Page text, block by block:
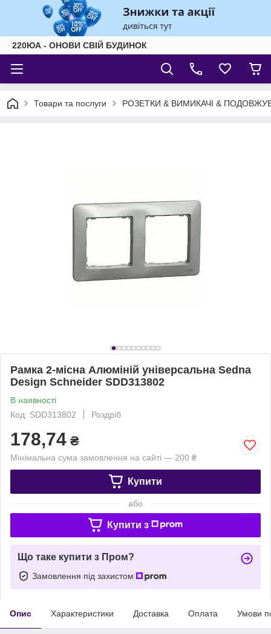
220ЮА - ОНОВИ СВІЙ БУДИНОК
Товари та послуги РОЗЕТКИ & ВИМИКАЧІ &
Рамка 2-місна Алюміній універсальна Sedna
Design Schneider SDD313802
В наявності
Код: SDD313802
Роздріб
178,74 ₴
Мінімальна сума замовлення на сайті — 200 ₴
Купити
або
Купити з
Що таке купити з Пром?
Замовлення під захистом
Опис Характеристики Доставка Оплата Умови